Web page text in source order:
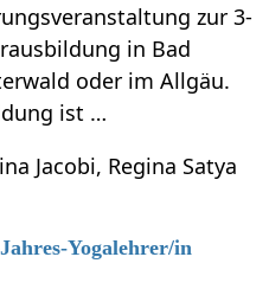
zur 3-
in Bad
oder im Allgäu.
ist …
Jacobi, Regina Satya
Yogalehrer/in